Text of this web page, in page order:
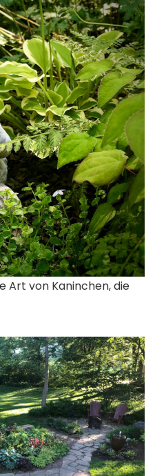
Art von Kaninchen, die